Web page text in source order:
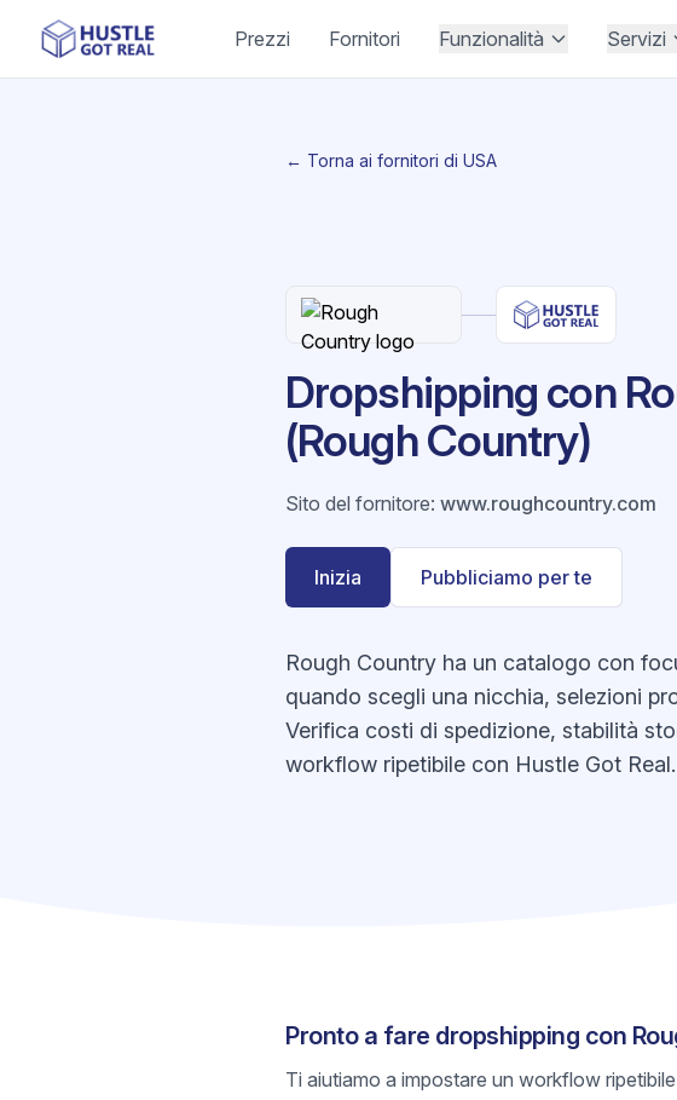
Prezzi Fornitori Funzionalità Servizi
← Torna ai fornitori di USA
Dropshipping con
(Rough Country)
Sito del fornitore: www.roughcountry.com
Inizia Pubbliciamo per te
Rough Country ha un catalogo con
quando scegli una nicchia, selezioni
Verifica costi di spedizione, stabilità
workflow ripetibile con Hustle Got Real.
Pronto a fare dropshipping con
Ti aiutiamo a impostare un workflow